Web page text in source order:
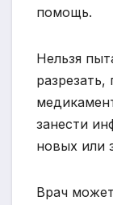
помощь.
Нельзя
занести
новых или
Врач